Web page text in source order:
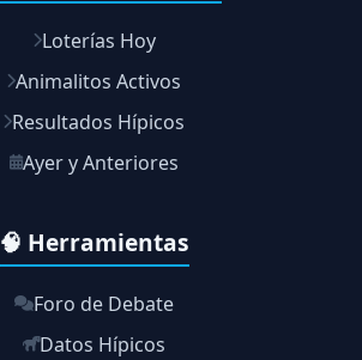
Loterías Hoy
Animalitos Activos
Resultados Hípicos
Ayer y Anteriores
🧠 Herramientas
Foro de Debate
Datos Hípicos